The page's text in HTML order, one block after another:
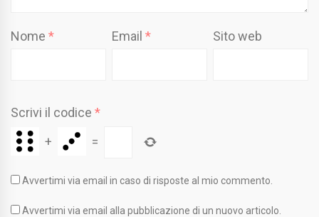
Nome * Email* Sito web
Scrivi il codice *
+
=
Avvertimi via email in caso di risposte al mio commento.
Avvertimi via email alla pubblicazione di un nuovo articolo.